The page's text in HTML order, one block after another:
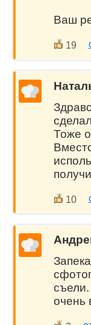
Ваш
19
Тоже
10
очень